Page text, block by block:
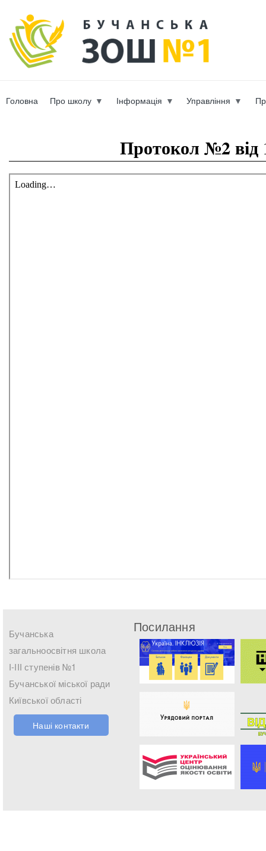
Головна Про школу Інформація Управління
Протокол №2 від
Бучанська
загальноосвітня школа
І-ІІІ ступенів №1
Бучанської міської ради
Київської області
Наші контакти
Посилання